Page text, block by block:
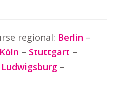
regional: Berlin –
Köln – Stuttgart –
Ludwigsburg –